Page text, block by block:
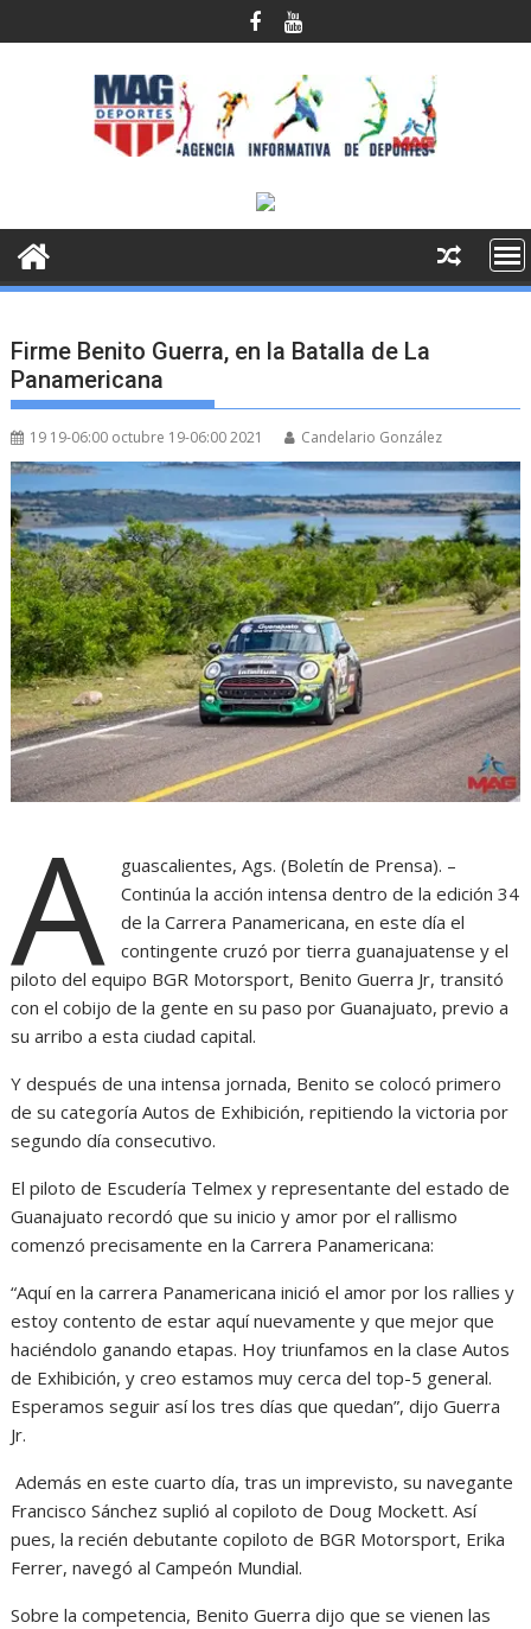
al
Firme Benito Guerra, en la Batalla de La
Panamericana
19 19-06:00 octubre 19-06:00 2021 Candelario González
A
guascalientes, Ags. (Boletín de Prensa). –
Continúa la acción intensa dentro de la edición 34
de la Carrera Panamericana, en este día el
contingente cruzó por tierra guanajuatense y el
piloto del equipo BGR Motorsport, Benito Guerra Jr, transitó
con el cobijo de la gente en su paso por Guanajuato, previo a
su arribo a esta ciudad capital.
Y después de una intensa jornada, Benito se colocó primero
de su categoría Autos de Exhibición, repitiendo la victoria por
segundo día consecutivo.
El piloto de Escudería Telmex y representante del estado de
Guanajuato recordó que su inicio y amor por el rallismo
comenzó precisamente en la Carrera Panamericana:
“Aquí en la carrera Panamericana inició el amor por los rallies y
estoy contento de estar aquí nuevamente y que mejor que
haciéndolo ganando etapas. Hoy triunfamos en la clase Autos
de Exhibición, y creo estamos muy cerca del top-5 general.
Esperamos seguir así los tres días que quedan”, dijo Guerra
Jr.
Además en este cuarto día, tras un imprevisto, su navegante
Francisco Sánchez suplió al copiloto de Doug Mockett. Así
pues, la recién debutante copiloto de BGR Motorsport, Erika
Ferrer, navegó al Campeón Mundial.
Sobre la competencia, Benito Guerra dijo que se vienen las